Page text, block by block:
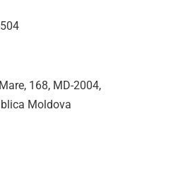
168, MD-2004,
Moldova